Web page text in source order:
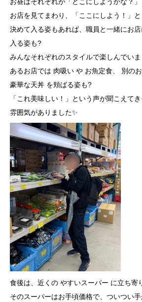
お店を見てまわり、「ここにしよう！」と
決めて入る姿もあれば、職員と一緒にお店
入る姿も?
みんなそれぞれのスタイルで楽しんでい
あるお店では 肉吸い や お魚定食、 別の
豪華な天丼 を頬ばる姿も?
「これ美味しい！」という声が聞こえて
雰囲気がありました✨
食後は、近くの やすいスーパー に立ち寄
そのスーパーはお手頃価格で、ついつい